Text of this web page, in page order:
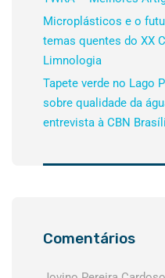
Microplásticos e o
temas quentes do XX
Limnologia
Tapete verde no Lago
sobre qualidade da
entrevista à CBN
Comentários